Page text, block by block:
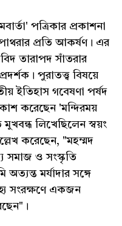
পত্রিকার প্রকাশনা
প্রতি আকর্ষণ। এর
তারাপদ সাঁতরার
পুরাতত্ত্ব বিষয়ে
ইতিহাস গবেষণা পর্ষদ
করেছেন 'মন্দিরময়
লিখেছিলেন স্বয়ং
করেছেন, "মহম্মদ
সমাজ ও সংস্কৃতি
মর্যাদার সঙ্গে
সংরক্ষণে একজন